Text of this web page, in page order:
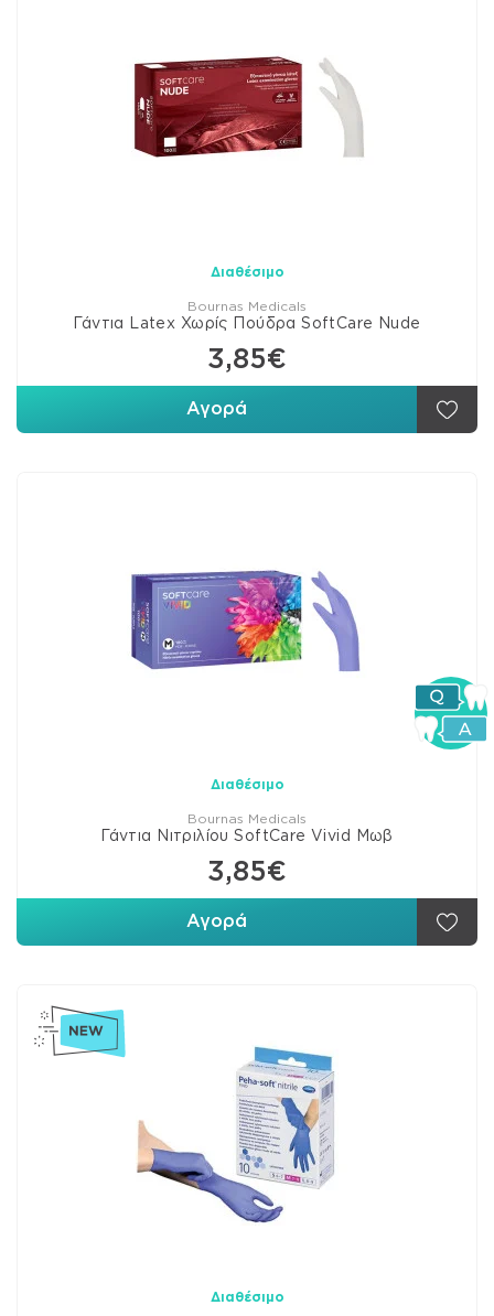
Διαθέσιμο
Bournas Medicals
Γάντια Latex Χωρίς Πούδρα SoftCare Nude
3,85€
Αγορά
Διαθέσιμο
Bournas Medicals
Γάντια Νιτριλίου SoftCare Vivid Μωβ
3,85€
Αγορά
Διαθέσιμο